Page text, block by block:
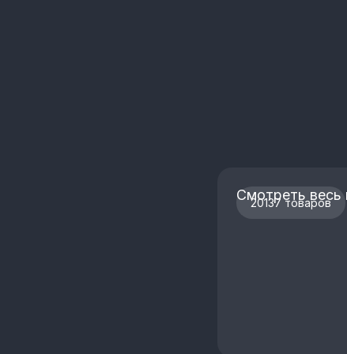
20137 товаров
Смотреть весь